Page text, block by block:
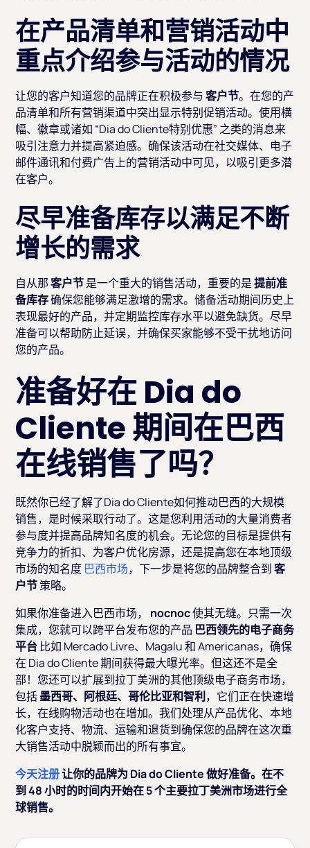
在产品清单和营销活动中
重点介绍参与活动的情况
让您的客户知道您的品牌正在积极参与客户节。在您的产
品清单和所有营销渠道中突出显示特别促销活动。使用横
幅、徽章或诸如 “Dia do Cliente特别优惠” 之类的消息来
吸引注意力并提高紧迫感。确保该活动在社交媒体、电子
邮件通讯和付费广告上的营销活动中可见，以吸引更多潜
在客户。
尽早准备库存以满足不断
增长的需求
自从那客户节是一个重大的销售活动，重要的是提前准
备库存确保您能够满足激增的需求。储备活动期间历史上
表现最好的产品，并定期监控库存水平以避免缺货。尽早
准备可以帮助防止延误，并确保买家能够不受干扰地访问
您的产品。
准备好在 Dia do
Cliente 期间在巴西
在线销售了吗？
既然你已经了解了Dia do Cliente如何推动巴西的大规模
销售，是时候采取行动了。这是您利用活动的大量消费者
参与度并提高品牌知名度的机会。无论您的目标是提供有
竞争力的折扣、为客户优化房源，还是提高您在本地顶级
市场的知名度 巴西市场，下一步是将您的品牌整合到客
户节策略。
如果你准备进入巴西市场， nocnoc使其无缝。只需一次
集成，您就可以跨平台发布您的产品 巴西领先的电子商务
平台 比如 Mercado Livre、Magalu 和 Americanas，确保
在 Dia do Cliente 期间获得最大曝光率。但这还不是全
部！您还可以扩展到拉丁美洲的其他顶级电子商务市场，
包括墨西哥、阿根廷、哥伦比亚和智利，它们正在快速增
长，在线购物活动也在增加。我们处理从产品优化、本地
化客户支持、物流、运输和退货到确保您的品牌在这次重
大销售活动中脱颖而出的所有事宜。
今天注册让你的品牌为 Dia do Cliente 做好准备。在不
到 48 小时的时间内开始在 5 个主要拉丁美洲市场进行全
球销售。